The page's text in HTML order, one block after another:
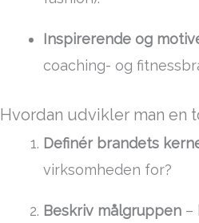
Inspirerende og
coaching- og
Hvordan udvikler man en
Definér brandets
virksomheden for?
Beskriv målgruppen –